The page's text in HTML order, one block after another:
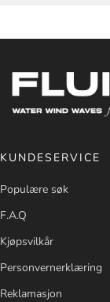
KUNDESERVICE
Populære søk
F.A.Q
Kjøpsvilkår
Personvernerklæring
Reklamasjon